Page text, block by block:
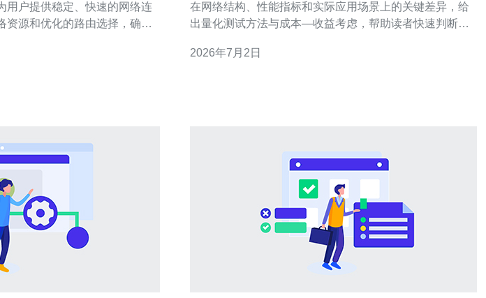
用户提供稳定、快速的网络连
资源和优化的路由选择，确保
较于其他
在网络结构、性能指标和实际应用场景上的关键差异，给
出量化测试方法与成本—收益考虑，帮助读者快速判断在
性能差异？ 主要差异集中在端到端延迟、路径稳定性、丢
2026年7月2日